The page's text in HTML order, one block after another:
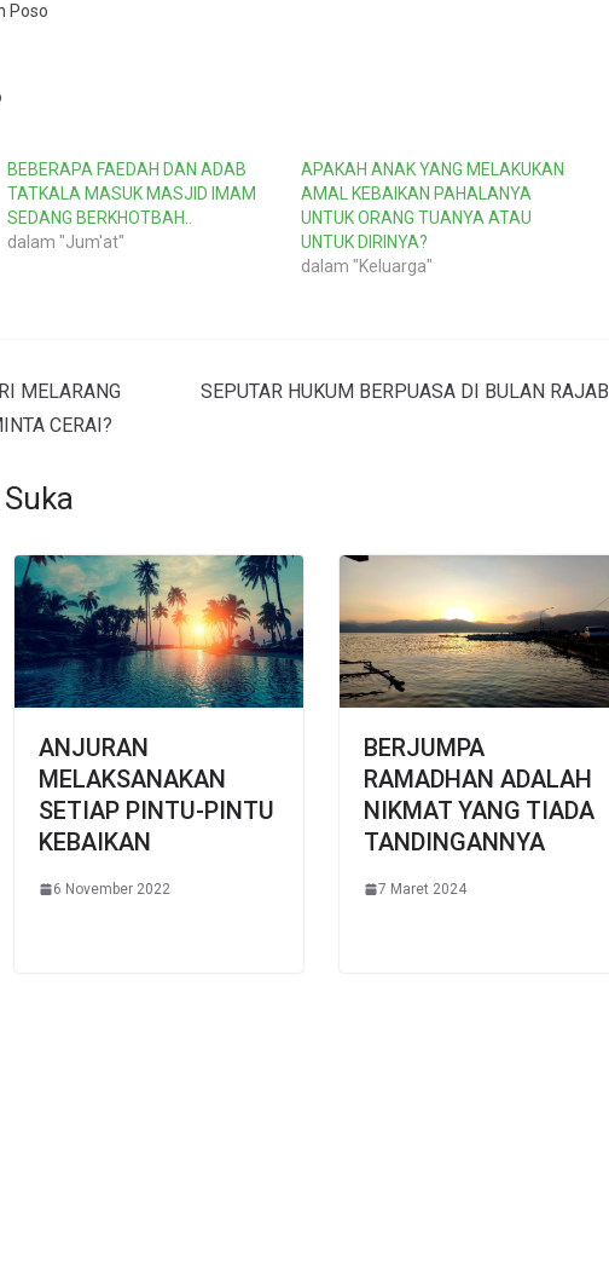
Poso
BEBERAPA FAEDAH DAN ADAB
TATKALA MASUK MASJID IMAM
SEDANG BERKHOTBAH..
dalam "Jum'at"
APAKAH ANAK YANG MELAKUKAN
AMAL KEBAIKAN PAHALANYA
UNTUK ORANG TUANYA ATAU
UNTUK DIRINYA?
dalam "Keluarga"
MELARANG
CERAI?
SEPUTAR HUKUM BERPUASA DI BULAN RAJAB
ANJURAN
MELAKSANAKAN
SETIAP PINTU-PINTU
KEBAIKAN
6 November 2022
BERJUMPA
RAMADHAN ADALAH
NIKMAT YANG TIADA
TANDINGANNYA
7 Maret 2024